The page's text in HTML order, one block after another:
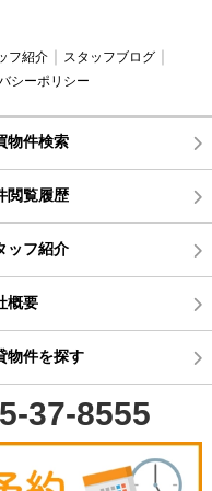
フ紹介
スタッフブログ
シーポリシー
物件検索
閲覧履歴
ッフ紹介
概要
物件を探す
37-8555